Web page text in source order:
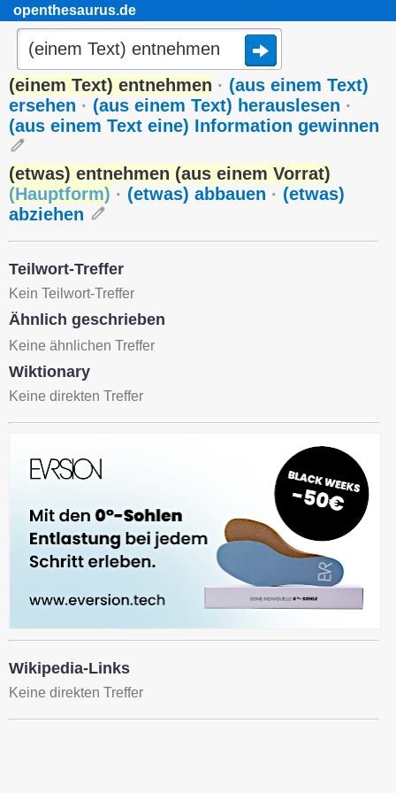
openthesaurus.de
(einem Text) entnehmen · (aus einem Text)
ersehen · (aus einem Text) herauslesen ·
(aus einem Text eine) Information gewinnen
(etwas) entnehmen (aus einem Vorrat)
(Hauptform) · (etwas) abbauen · (etwas)
abziehen
Teilwort-Treffer
Kein Teilwort-Treffer
Ähnlich geschrieben
Keine ähnlichen Treffer
Wiktionary
Keine direkten Treffer
Wikipedia-Links
Keine direkten Treffer